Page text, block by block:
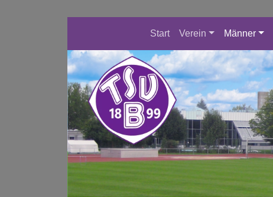
Start Verein Männer